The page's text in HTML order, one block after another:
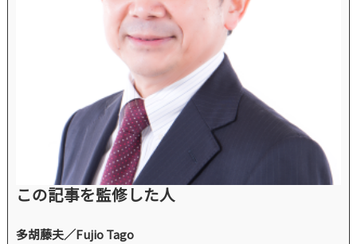
この記事を監修した人
多胡藤夫／Fujio Tago